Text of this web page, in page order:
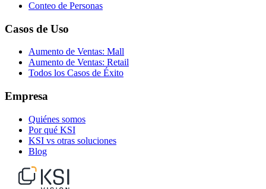
Conteo de Personas
Casos de Uso
Aumento de Ventas: Mall
Aumento de Ventas: Retail
Todos los Casos de Éxito
Empresa
Quiénes somos
Por qué KSI
KSI vs otras soluciones
Blog